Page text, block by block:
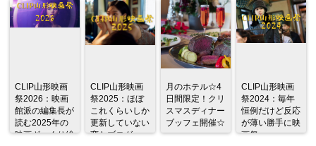
CLIP山形映画
祭2026：映画
館派の編集長が
読む2025年の
映画ざっくり総
CLIP山形映画
祭2025：ほぼ
これくらいしか
更新していない
変なブログ
月のホテル☆4
日間限定！クリ
スマスディナー
ブッフェ開催☆
CLIP山形映画
祭2024：毎年
恒例だけど反応
が薄い勝手に映
画祭